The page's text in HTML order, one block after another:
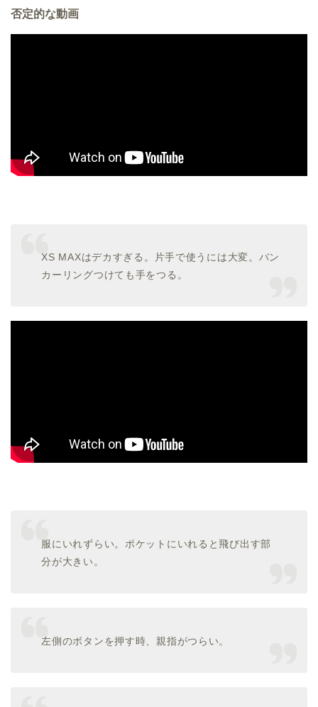
否定的な動画
XS MAXはデカすぎる。片手で使うには大変。バン
カーリングつけても手をつる。
服にいれずらい。ポケットにいれると飛び出す部
分が大きい。
左側のボタンを押す時、親指がつらい。